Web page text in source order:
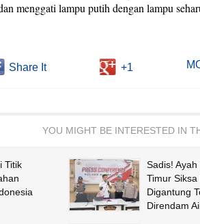
menggati lampu putih dengan lampu
Share It +1
YOU MIGHT BE INTERESTED IN
Titik
Sadis!
Timur Siksa
Digantung
Direndam